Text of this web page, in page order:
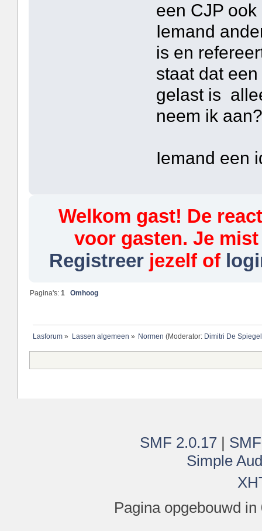
een CJP
Iemand
is en
staat dat
gelast is
neem ik
Iemand een
Welkom gast! De
voor gasten. Je
Registreerjezelf of
Pagina's:1 Omhoog
Lasforum» Lassen algemeen » Normen (Moderator: Dimitri De
SMF 2.0.17 |
Simple
Pagina opgebouwd